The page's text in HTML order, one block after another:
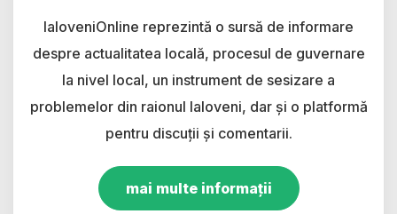
IaloveniOnline reprezintă o sursă de informare
despre actualitatea locală, procesul de guvernare
la nivel local, un instrument de sesizare a
problemelor din raionul Ialoveni, dar și o platformă
pentru discuții și comentarii.
mai multe informații